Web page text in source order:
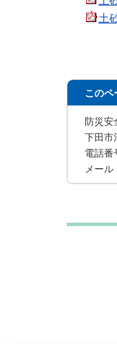
土
このペ
防災安
下田市
電話
メール